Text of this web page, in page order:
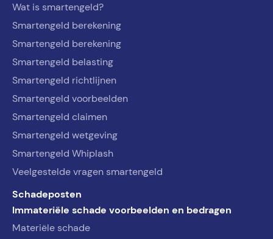
Wat is smartengeld?
Smartengeld berekening
Smartengeld berekening
Smartengeld belasting
Smartengeld richtlijnen
Smartengeld voorbeelden
Smartengeld claimen
Smartengeld wetgeving
Smartengeld Whiplash
Veelgestelde vragen smartengeld
Schadeposten
Immateriële schade voorbeelden en bedragen
Materiële schade